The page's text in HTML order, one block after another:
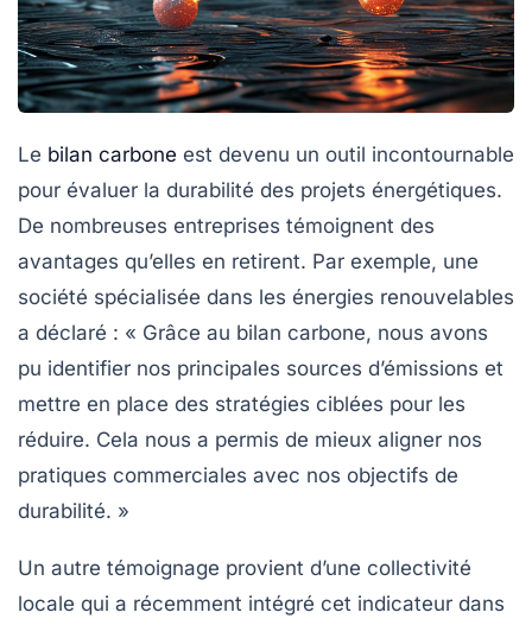
Le bilan carbone est devenu un outil incontournable
pour évaluer la durabilité des projets énergétiques.
De nombreuses entreprises témoignent des
avantages qu’elles en retirent. Par exemple, une
société spécialisée dans les énergies renouvelables
a déclaré : « Grâce au bilan carbone, nous avons
pu identifier nos principales sources d’émissions et
mettre en place des stratégies ciblées pour les
réduire. Cela nous a permis de mieux aligner nos
pratiques commerciales avec nos objectifs de
durabilité. »
Un autre témoignage provient d’une collectivité
locale qui a récemment intégré cet indicateur dans